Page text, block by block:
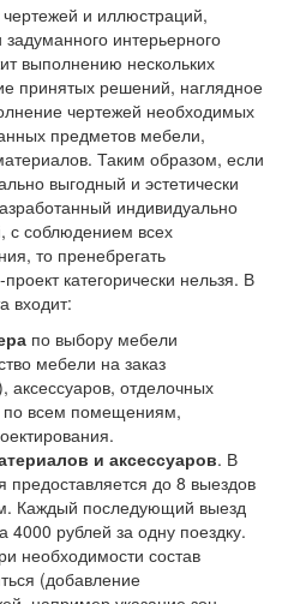
и иллюстраций,
интерьерного
выполнению нескольких
принятых решений, наглядное
чертежей необходимых
предметов мебели,
Таким образом, если
выгодный и эстетически
индивидуально
с соблюдением всех
то пренебрегать
категорически нельзя. В
входит:
по выбору мебели
мебели на заказ
аксессуаров, отделочных
по всем помещениям,
и аксессуаров. В
предоставляется до 8 выездов
Каждый последующий выезд
4000 рублей за одну поездку.
необходимости состав
(добавление